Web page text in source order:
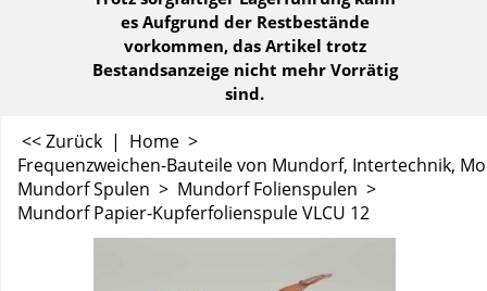
es Aufgrund der Restbestände
vorkommen, das Artikel trotz
Bestandsanzeige nicht mehr Vorrätig
sind.
<< Zurück | Home >
Frequenzweichen-Bauteile von Mundorf, Intertechnik,
Mundorf Spulen > Mundorf Folienspulen >
Mundorf Papier-Kupferfolienspule VLCU 12